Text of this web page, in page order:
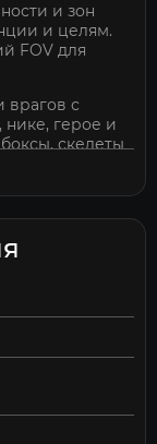
и зон
и целям.
FOV для
врагов с
герое и
скелеты
с
что помогает
на